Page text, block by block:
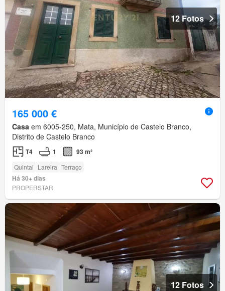
12 Fotos
165 000 €
Casa em 6005-250, Mata, Município de Castelo Branco,
Distrito de Castelo Branco
T4 1 93 m²
Quintal Lareira Terraço
Há 30+ dias
PROPERSTAR
12 Fotos